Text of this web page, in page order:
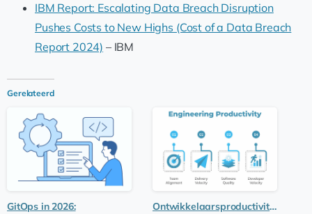
IBM Report: Escalating Data Breach Disruption
Pushes Costs to New Highs (Cost of a Data Breach
Report 2024) – IBM
Gerelateerd
GitOps in 2026:
Ontwikkelaarsproductiviteit